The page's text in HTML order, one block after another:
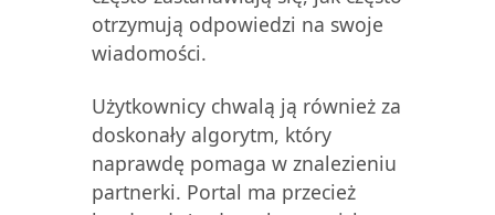
otrzymują odpowiedzi na swoje
wiadomości.
Użytkownicy chwalą ją również za
doskonały algorytm, który
naprawdę pomaga w znalezieniu
partnerki. Portal ma przecież